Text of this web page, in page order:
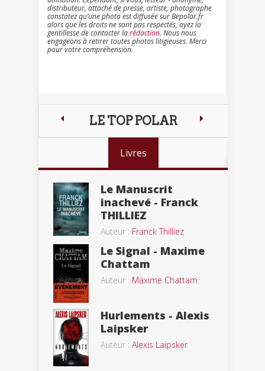
distributeur, attaché de presse, artiste, photographe
constatez qu’une photo est diffusée sur Bepolar.fr
alors que les droits ne sont pas respectés, ayez la
gentillesse de contacter larédaction. Nous nous
engageons à retirer toutes photos litigieuses. Merci
pour votre compréhension.
LE TOP POLAR
Livres
Le Manuscrit
inachevé - Franck
THILLIEZ
Auteur : Franck Thilliez
Le Signal - Maxime
Chattam
Auteur : Maxime Chattam
Hurlements - Alexis
Laipsker
Auteur : Alexis Laipsker